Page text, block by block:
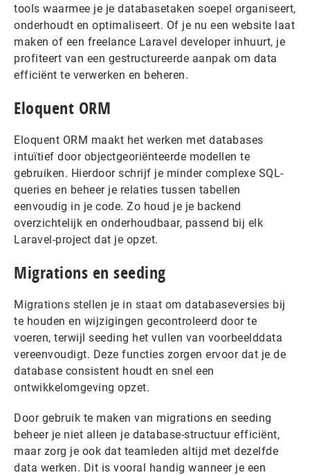
tools waarmee je je databasetaken soepel organiseert,
onderhoudt en optimaliseert. Of je nu een website laat
maken of een freelance Laravel developer inhuurt, je
profiteert van een gestructureerde aanpak om data
efficiënt te verwerken en beheren.
Eloquent ORM
Eloquent ORM maakt het werken met databases
intuïtief door objectgeoriënteerde modellen te
gebruiken. Hierdoor schrijf je minder complexe SQL-
queries en beheer je relaties tussen tabellen
eenvoudig in je code. Zo houd je je backend
overzichtelijk en onderhoudbaar, passend bij elk
Laravel-project dat je opzet.
Migrations en seeding
Migrations stellen je in staat om databaseversies bij
te houden en wijzigingen gecontroleerd door te
voeren, terwijl seeding het vullen van voorbeelddata
vereenvoudigt. Deze functies zorgen ervoor dat je de
database consistent houdt en snel een
ontwikkelomgeving opzet.
Door gebruik te maken van migrations en seeding
beheer je niet alleen je database-structuur efficiënt,
maar zorg je ook dat teamleden altijd met dezelfde
data werken. Dit is vooral handig wanneer je een